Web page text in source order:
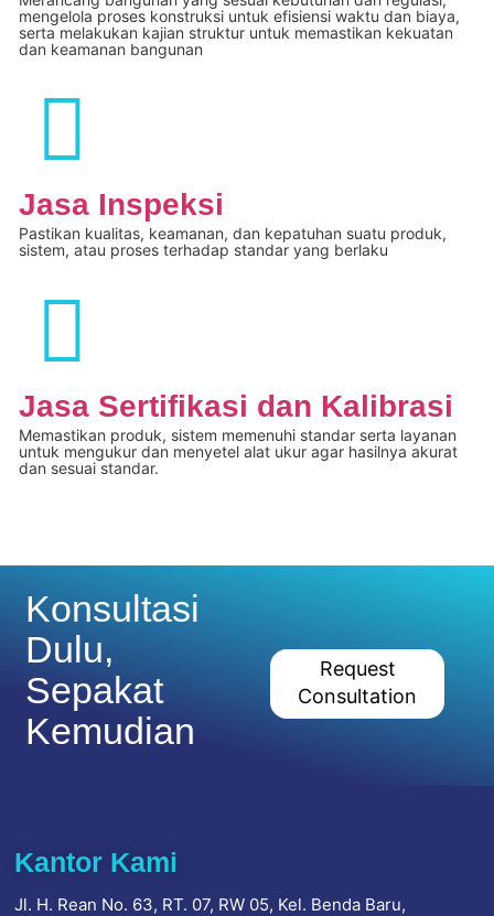
mengelola proses konstruksi untuk efisiensi waktu dan biaya,
serta melakukan kajian struktur untuk memastikan kekuatan
dan keamanan bangunan
Jasa Inspeksi
Pastikan kualitas, keamanan, dan kepatuhan suatu produk,
sistem, atau proses terhadap standar yang berlaku
Jasa Sertifikasi dan Kalibrasi
Memastikan produk, sistem memenuhi standar serta layanan
untuk mengukur dan menyetel alat ukur agar hasilnya akurat
dan sesuai standar.
Konsultasi
Dulu,
Sepakat
Kemudian
Request
Consultation
Kantor Kami
Jl. H. Rean No. 63, RT. 07, RW 05, Kel. Benda Baru,